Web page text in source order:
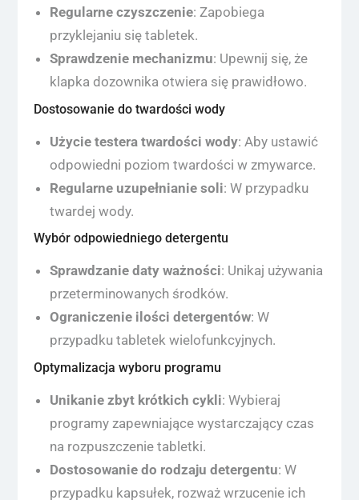
Regularne czyszczenie: Zapobiega
przyklejaniu się tabletek.
Sprawdzenie mechanizmu: Upewnij się, że
klapka dozownika otwiera się prawidłowo.
Dostosowanie do twardości wody
Użycie testera twardości wody: Aby ustawić
odpowiedni poziom twardości w zmywarce.
Regularne uzupełnianie soli: W przypadku
twardej wody.
Wybór odpowiedniego detergentu
Sprawdzanie daty ważności: Unikaj używania
przeterminowanych środków.
Ograniczenie ilości detergentów: W
przypadku tabletek wielofunkcyjnych.
Optymalizacja wyboru programu
Unikanie zbyt krótkich cykli: Wybieraj
programy zapewniające wystarczający czas
na rozpuszczenie tabletki.
Dostosowanie do rodzaju detergentu: W
przypadku kapsułek, rozważ wrzucenie ich